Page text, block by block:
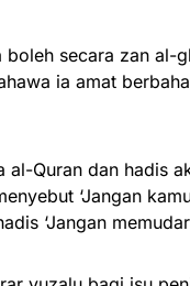
boleh secara zan
ia amat
al-Quran dan hadis
‘Jangan
‘Jangan